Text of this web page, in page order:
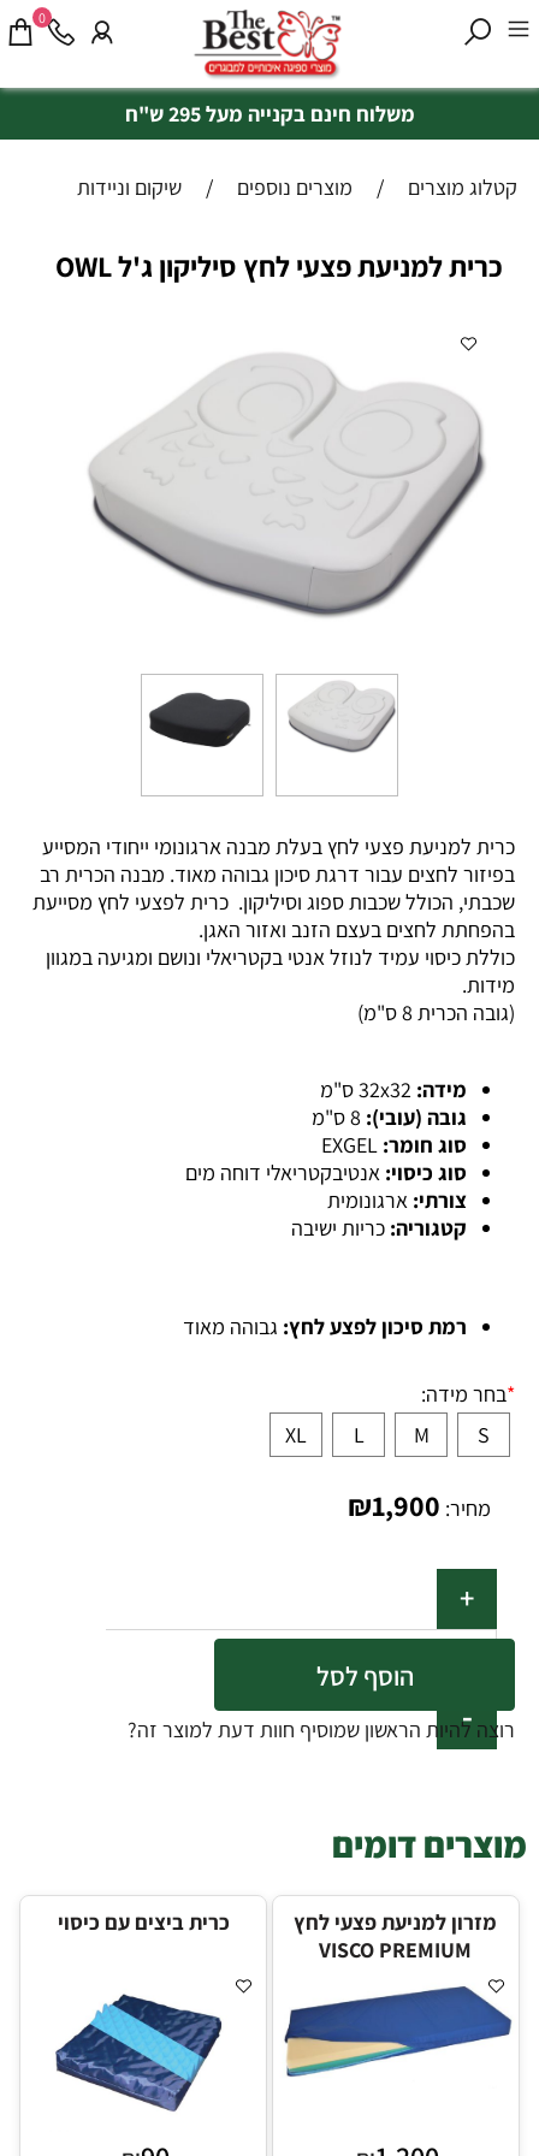
משלוח חינם בקנייה מעל 295 ש"ח
0
קטלוג מוצרים / מוצרים נוספים / שיקום וניידות
כרית למניעת פצעי לחץ סיליקון ג'ל OWL
כרית למניעת פצעי לחץ בעלת מבנה ארגונומי ייחודי המסייע
בפיזור לחצים עבור דרגת סיכון גבוהה מאוד. מבנה הכרית רב
שכבתי, הכולל שכבות ספוג וסיליקון. כרית לפצעי לחץ מסייעת
בהפחתת לחצים בעצם הזנב ואזור האגן.
כוללת כיסוי עמיד לנוזל אנטי בקטריאלי ונושם ומגיעה במגוון
מידות.
(גובה הכרית 8 ס"מ)
מידה:
גובה (עובי):
סוג חומר:
סוג כיסוי: אנטיבקטריאלי דוחה מים
צורתי: ארגונומית
קטגוריה: כריות ישיבה
רמת סיכון לפצע לחץ: גבוהה מאוד
*בחר מידה:
S
M
L
XL
מחיר: ₪1,900
הוסף לסל
רוצה להיות הראשון שמוסיף חוות דעת למוצר זה?
מוצרים דומים
מזרון למניעת פצעי לחץ
VISCO PREMIUM
כרית ביצים עם כיסוי